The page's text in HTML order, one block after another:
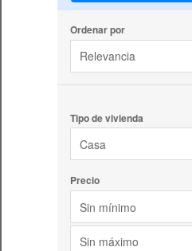
Ordenar por
Relevancia
Tipo de vivienda
Casa
Precio
Sin mínimo
Sin máximo